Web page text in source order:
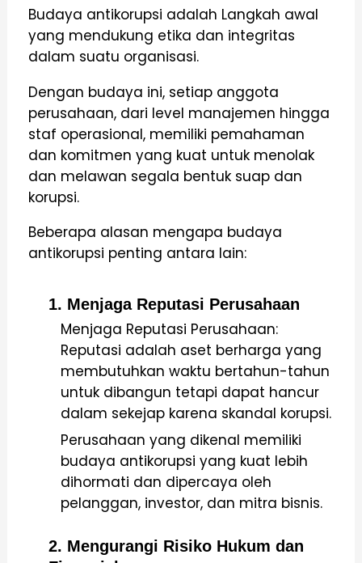
Budaya antikorupsi adalah Langkah awal
yang mendukung etika dan integritas
dalam suatu organisasi.
Dengan budaya ini, setiap anggota
perusahaan, dari level manajemen hingga
staf operasional, memiliki pemahaman
dan komitmen yang kuat untuk menolak
dan melawan segala bentuk suap dan
korupsi.
Beberapa alasan mengapa budaya
antikorupsi penting antara lain:
1. Menjaga Reputasi Perusahaan
Menjaga Reputasi Perusahaan:
Reputasi adalah aset berharga yang
membutuhkan waktu bertahun-tahun
untuk dibangun tetapi dapat hancur
dalam sekejap karena skandal korupsi.
Perusahaan yang dikenal memiliki
budaya antikorupsi yang kuat lebih
dihormati dan dipercaya oleh
pelanggan, investor, dan mitra bisnis.
2. Mengurangi Risiko Hukum dan